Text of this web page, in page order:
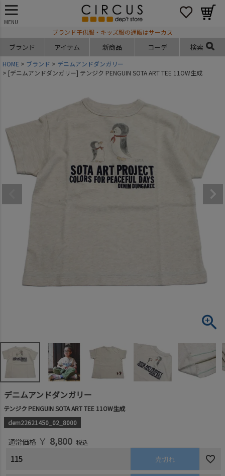
MENU
ブランド子供服・キッズ服の通販はサーカス
ブランド アイテム 新商品 コーデ 検索
HOME ブランド
デニムアンドダンガリー
[デニムアンドダンガリー] テンジク PENGUIN SOTA ART TEE 11OW生成
デニムアンドダンガリー
テンジク PENGUIN SOTA ART TEE 11OW生成
dem22621450_02_8000
通常価格 ￥ 8,800 税込
115 売切れ